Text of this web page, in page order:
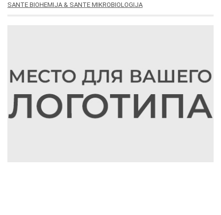
SANTE BIOHEMIJA & SANTE MIKROBIOLOGIJA